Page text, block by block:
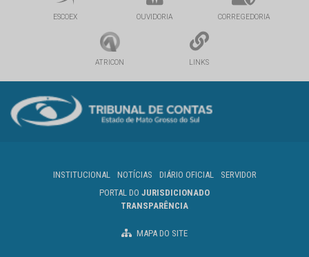
ESCOEX OUVIDORIA CORREGEDORIA
ATRICON LINKS
INSTITUCIONAL NOTÍCIAS DIÁRIO OFICIAL
SERVIDOR
PORTAL DO JURISDICIONADO
TRANSPARÊNCIA
MAPA DO SITE